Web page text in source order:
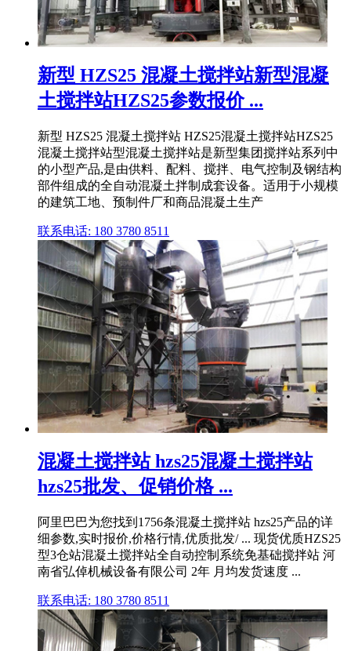
新型 HZS25 混凝土搅拌站新型混凝
土搅拌站HZS25参数报价 ...
新型 HZS25 混凝土搅拌站 HZS25混凝土搅拌站HZS25
混凝土搅拌站型混凝土搅拌站是新型集团搅拌站系列中
的小型产品,是由供料、配料、搅拌、电气控制及钢结构
部件组成的全自动混凝土拌制成套设备。适用于小规模
的建筑工地、预制件厂和商品混凝土生产
联系电话: 180 3780 8511
混凝土搅拌站 hzs25混凝土搅拌站
hzs25批发、促销价格 ...
阿里巴巴为您找到1756条混凝土搅拌站 hzs25产品的详
细参数,实时报价,价格行情,优质批发/ ... 现货优质HZS25
型3仓站混凝土搅拌站全自动控制系统免基础搅拌站 河
南省弘倬机械设备有限公司 2年 月均发货速度 ...
联系电话: 180 3780 8511